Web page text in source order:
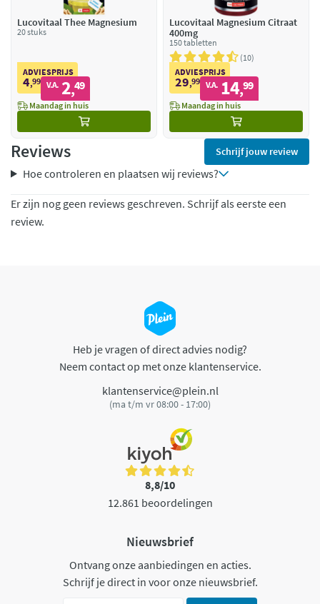
Lucovitaal Thee Magnesium
20 stuks
ADVIESPRIJS
4,99 V.A. 2,49
Maandag in huis
Lucovitaal Magnesium Citraat
400mg
150 tabletten
10
ADVIESPRIJS
29,99 V.A. 14,99
Maandag in huis
Reviews Schrijf jouw review
Hoe controleren en plaatsen wij reviews?
Er zijn nog geen reviews geschreven. Schrijf als eerste een
review.
Heb je vragen of direct advies nodig?
Neem contact op met onze klantenservice.
klantenservice@plein.nl
(ma t/m vr 08:00 - 17:00)
8,8/10
12.861 beoordelingen
Nieuwsbrief
Ontvang onze aanbiedingen en acties.
Schrijf je direct in voor onze nieuwsbrief.